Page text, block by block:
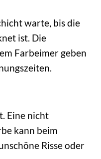
warte, bis die
ist. Die
Farbeimer geben
Eine nicht
kann beim
Risse oder